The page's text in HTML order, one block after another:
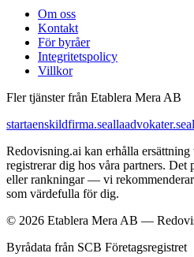
Om oss
Kontakt
För byråer
Integritetspolicy
Villkor
Fler tjänster från Etablera Mera AB
startaenskildfirma.seallaadvokater.se
Redovisning.ai kan erhålla
registrerar dig hos våra partners. Det
eller rankningar — vi
som värdefulla för dig.
© 2026 Etablera Mera AB —
Byrådata från SCB Företagsregistret